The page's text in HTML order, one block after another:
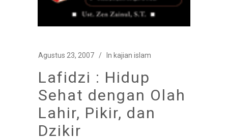
Agustus 23, 2007 In kajian islam
Lafidzi : Hidup
Sehat dengan Olah
Lahir, Pikir, dan
Dzikir